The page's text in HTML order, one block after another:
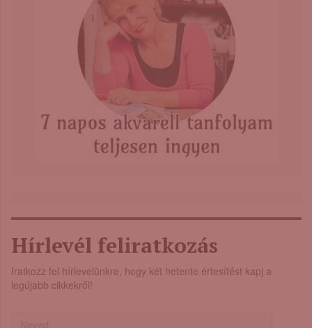
Hírlevél feliratkozás
Iratkozz fel hírlevelünkre, hogy két hetente értesítést kapj a
legújabb cikkekről!